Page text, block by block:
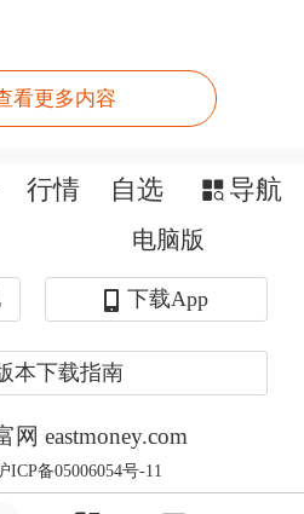
以社会与国家责任指
善捐款活跃度、政策
工作参与度、纳税记
等五个二级指标。
企业家精神指数研究
复旦大学经济学院教
课题组成员包括复旦
研究院法治与社会研
、上海大学、上海师
、安徽省社科院、张
看更多内容
行情 自选 导航
电脑版
下载App
本下载指南
eastmoney.com
ICP备05006054号-11